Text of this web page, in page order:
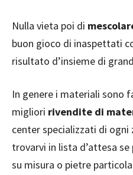
Nulla vieta poi di
buon gioco di inaspettati
risultato d’insieme di
In genere i materiali sono
migliori rivendite di
center specializzati di
trovarvi in lista d’attesa
su misura o pietre